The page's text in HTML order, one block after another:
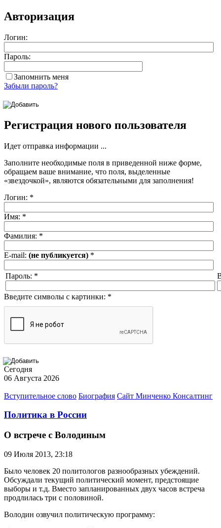
Авторизация
Логин:
Пароль:
Запомнить меня
Забыли пароль?
Регистрация нового пользователя
Идет отправка информации ...
Заполните необходимые поля в приведенной ниже форме,
обращаем ваше внимание, что поля, выделенные
«звездочкой», являются обязательными для заполнения!
Логин: *
Имя: *
Фамилия: *
E-mail: (не публикуется) *
Пароль: *
Введите символы с картинки: *
Сегодня
06 Августа 2026
Вступительное слово Биография Сайт Минченко Консалтинг
Политика в России
О встрече с Володиным
09 Июля 2013, 23:18
Было человек 20 политологов разнообразных убеждений.
Обсуждали текущий политический момент, предстоящие
выборы и т.д. Вместо запланированных двух часов встреча
продлилась три с половиной.
Володин озвучил политическую программу: